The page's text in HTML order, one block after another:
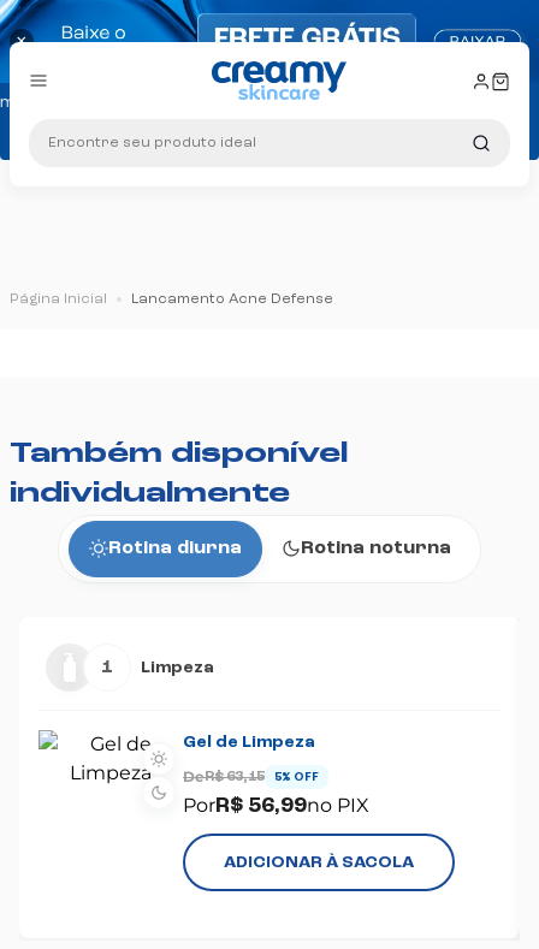
×
Cupom PRIMEIRA10
Encontre seu produto ideal
Página Inicial Lancamento Acne Defense
Também disponível
individualmente
Rotina diurna Rotina noturna
1 Limpeza
Gel de Limpeza
DeR$ 63,15 5% OFF
PorR$ 56,99no PIX